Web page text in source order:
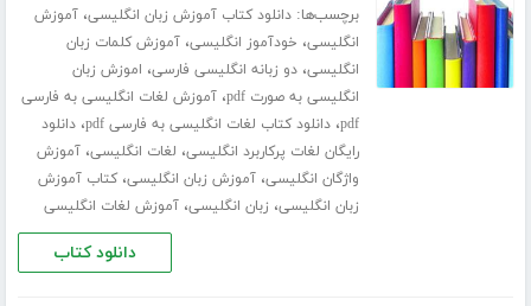
برچسب‌ها:دانلود کتاب آموزش زبان انگلیسی،آموزش
انگلیسی، خودآموز انگلیسی،آموزش کلمات زبان
انگلیسی،دو زبانه انگلیسی فارسی، اموزش زبان
انگلیسی به صورت pdf
،آموزش لغات انگلیسی به فارسی
pdf،دانلود کتاب لغات انگلیسی به فارسی pdf ،دانلود
رایگان لغات پرکاربرد انگلیسی، لغات انگلیسی،آموزش
واژگان انگلیسی،آموزش زبان انگلیسی،کتاب آموزش
زبان انگلیسی، زبان انگلیسی،آموزش لغات انگلیسی
دانلود کتاب